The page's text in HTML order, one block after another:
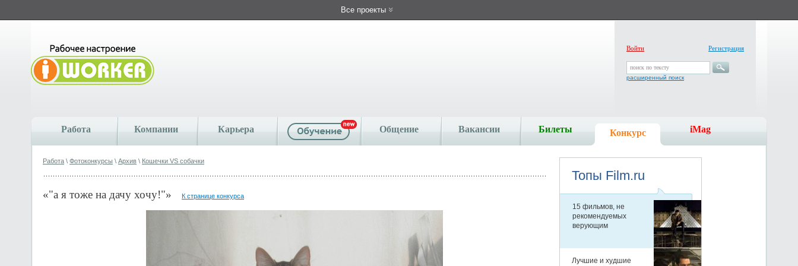
Все проекты
Войти Регистрация
поиск по тексту
расширенный поиск
Работа Компании Карьера Общение Вакансии Билеты Конкурс iMag
Работа \ Фотоконкурсы \ Архив \ Кошечки VS собачки
«"а я тоже на дачу хочу!"» К странице конкурса